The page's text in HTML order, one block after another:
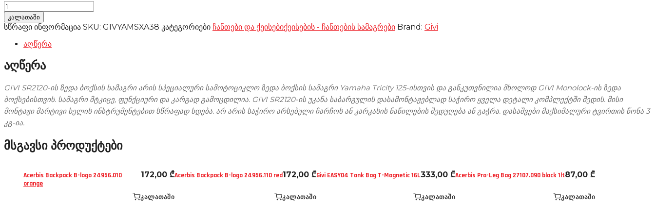
Givi
Rear
Rack
SR2120
Yamaha
125-
155
'23
რაოდენობა
კალათაში
სწრაფი ინფორმაცია SKU: GIVYAMSXA38 კატეგორიები ჩანთები და ქეისებიქეისების - ჩანთების სამაგრები Brand: Givi
აღწერა
აღწერა
GIVI SR2120-ის ზედა ბოქსის სამაგრი არის სპეციალური სამოტოციკლო ზედა ბოქსის სამაგრი Yamaha Tricity 125-ისთვის და განკუთვნილია მხოლოდ GIVI Monolock-ის ზედა
ბოქსებისთვის. სამაგრი მტკიცე, ფუნქციური და კარგად გამოცდილია. GIVI SR2120-ის უკანა საბარგულის დასამონტაჟებლად საჭირო ყველა დეტალი კომპლექტში შედის. მისი
მონტაჟი მარტივი ხელის ინსტრუმენტებით სწრაფად ხდება. არ არის საჭირო არსებული ჩარჩოს ან კარკასის ნაწილების შედუღება ან გაჭრა. დასაშვები მაქსიმალური ტვირთის წონა 3
კგ-ია.
მსგავსი პროდუქტები
ზურგჩანთები - რბილი ჩანთები
Acerbis Backpack B-logo 24956.010
orange
172,00 ₾
ᲙᲐᲚᲐᲗᲐᲨᲘ
Acerbis Backpack B-logo 24956.110 red172,00 ₾
ᲙᲐᲚᲐᲗᲐᲨᲘ
Givi EASY04 Tank Bag T-Magnetic 16L333,00 ₾
ᲙᲐᲚᲐᲗᲐᲨᲘ
Acerbis Pro-Leg Bag 27107.090 black 1lt87,00 ₾
ᲙᲐᲚᲐᲗᲐᲨᲘ